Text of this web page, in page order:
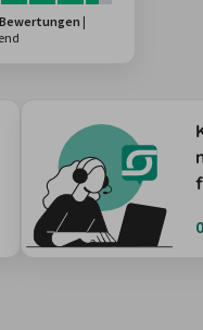
Bewertungen |